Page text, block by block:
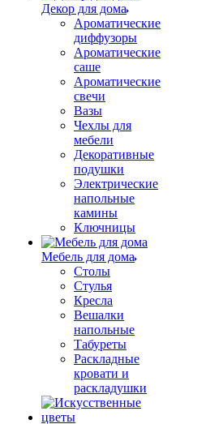
Декор для дома
Ароматические
диффузоры
Ароматические
саше
Ароматические
свечи
Вазы
Чехлы для
мебели
Декоративные
подушки
Электрические
напольные
камины
Ключницы
Мебель для дома
Столы
Стулья
Кресла
Вешалки
напольные
Табуреты
Раскладные
кровати и
раскладушки